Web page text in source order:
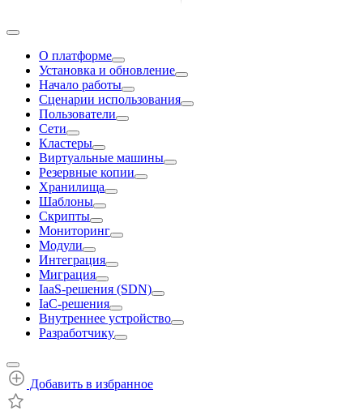
О платформе
Установка и обновление
Начало работы
Сценарии использования
Пользователи
Сети
Кластеры
Виртуальные машины
Резервные копии
Хранилища
Шаблоны
Скрипты
Мониторинг
Модули
Интеграция
Миграция
IaaS-решения (SDN)
IaC-решения
Внутреннее устройство
Разработчику
Добавить в избранное